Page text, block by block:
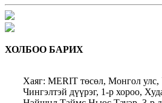
ХОЛБОО БАРИХ
Хаяг: MERIT төсөл, Монгол улс,
Чингэлтэй дүүрэг, 1-р хороо,